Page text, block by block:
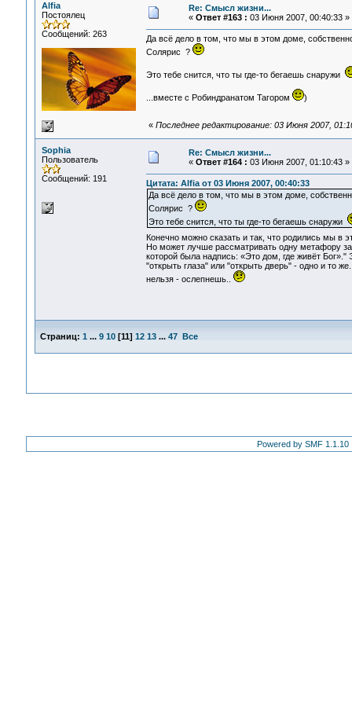
Alfia
Постоялец
Сообщений: 263
Re: Смысл жизни...
« Ответ #163 : 03 Июня 2007, 00:40:33 »
Да всё дело в том, что мы в этом доме,
Солярис ?
Это тебе снится, что ты где-то бегаешь снаружи
...вместе с Робиндранатом Тагором )
« Последнее редактирование: 03 Июня 2007,
Sophia
Пользователь
Сообщений: 191
Re: Смысл жизни...
« Ответ #164 : 03 Июня 2007, 01:10:43 »
Цитата: Alfia от 03 Июня 2007, 00:40:33
Да всё дело в том, что мы в этом доме,
Солярис ?
Это тебе снится, что ты где-то бегаешь снаружи
Конечно можно сказать и так, что родились мы в
Но может лучше рассматривать одну метафору
которой была надпись: «Это дом, где живёт
"открыть глаза" или "открыть дверь" - одно и то
нельзя - ослепнешь..
Страниц: 1 ... 9 10[11] 12 13 ... 47 Все
Powered by SMF 1.1.10